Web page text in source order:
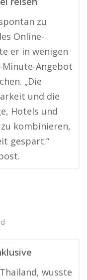
zu
Online-
er in wenigen
Angebot
„Die
und die
Hotels und
kombinieren,
gespart.“
wusste